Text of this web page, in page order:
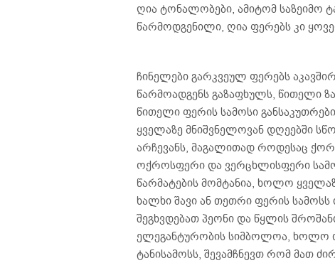
ღია ტონალობები, ამიტომ საზეიმო
წარმოდგენილი, ღია ფერებს კი
ჩინელები გარკვეულ ფერებს
წარმოადგენს გაზაფხულს, წითელი
წითელი ფერის სამოსი
ყველაზე მნიშვნელოვან დღეებში
არჩევანს, მაგალითად როდესაც
ოქროსფერი და ვერცხლისფერი
წარმატების მომტანია, ხოლო
ხალხი შავი ან თეთრი ფერის
შეგხვდებათ პეონი და წყლის
ელეგანტურობის სიმბოლოა, ხოლო
ტანისამოსს, შევამჩნევთ რომ მათ